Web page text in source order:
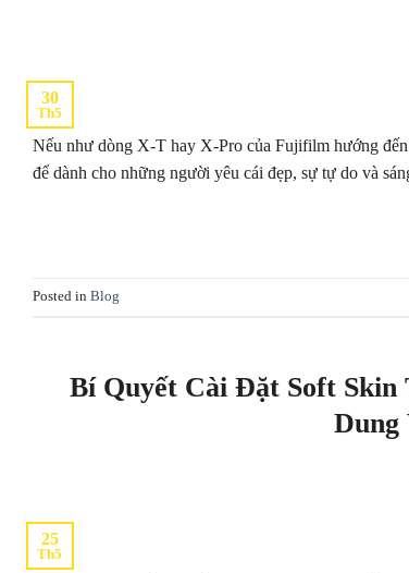
30
Th5
Nếu như dòng X-T hay X-Pro của Fujifilm hướng
để dành cho những người yêu cái đẹp, sự tự do và
Posted in Blog
Bí Quyết Cài Đặt Soft Skin
Dung
25
Th5